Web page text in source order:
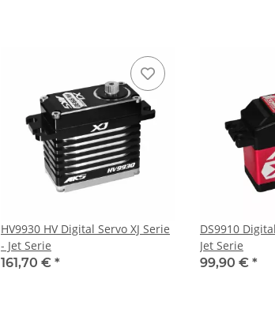
HV9930 HV Digital Servo XJ Serie
- Jet Serie
161,70 € *
DS9910
Jet Serie
99,90 € *